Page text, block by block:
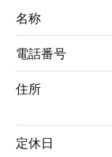
名称
電話番号
住所
定休日